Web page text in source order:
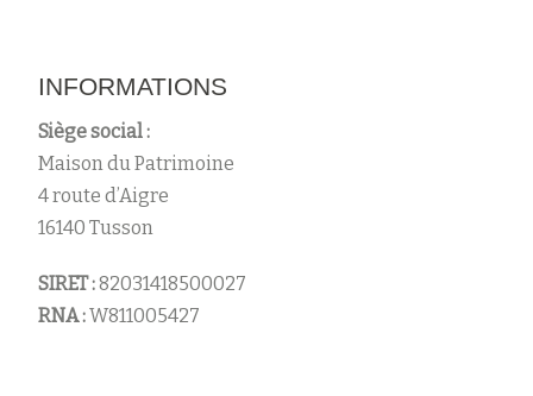
INFORMATIONS
Siège social :
Maison du Patrimoine
4 route d’Aigre
16140 Tusson
SIRET :82031418500027
RNA :W811005427